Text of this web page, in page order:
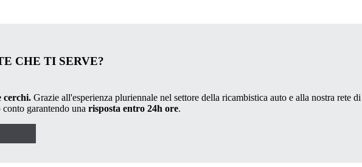
CHE TI SERVE?
cerchi. Grazie all'esperienza pluriennale nel settore della ricambistica auto e alla nostra rete di
garantendo una risposta entro 24h ore.